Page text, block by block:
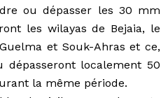
ou dépasser les 30 mm
les wilayas de Bejaia, le
et Souk-Ahras et ce,
localement 50
la même période.